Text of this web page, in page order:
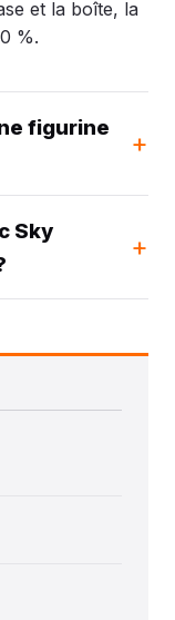
et la boîte, la
%.
figurine
Sky